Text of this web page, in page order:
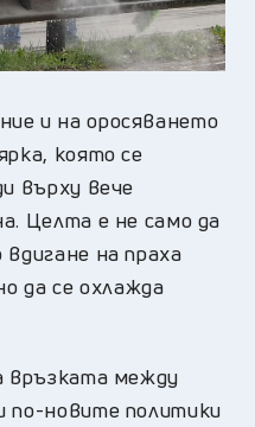
и на оросяването
която се
върху вече
Целта е не само да
на праха
да се охлажда
връзката между
по-новите политики